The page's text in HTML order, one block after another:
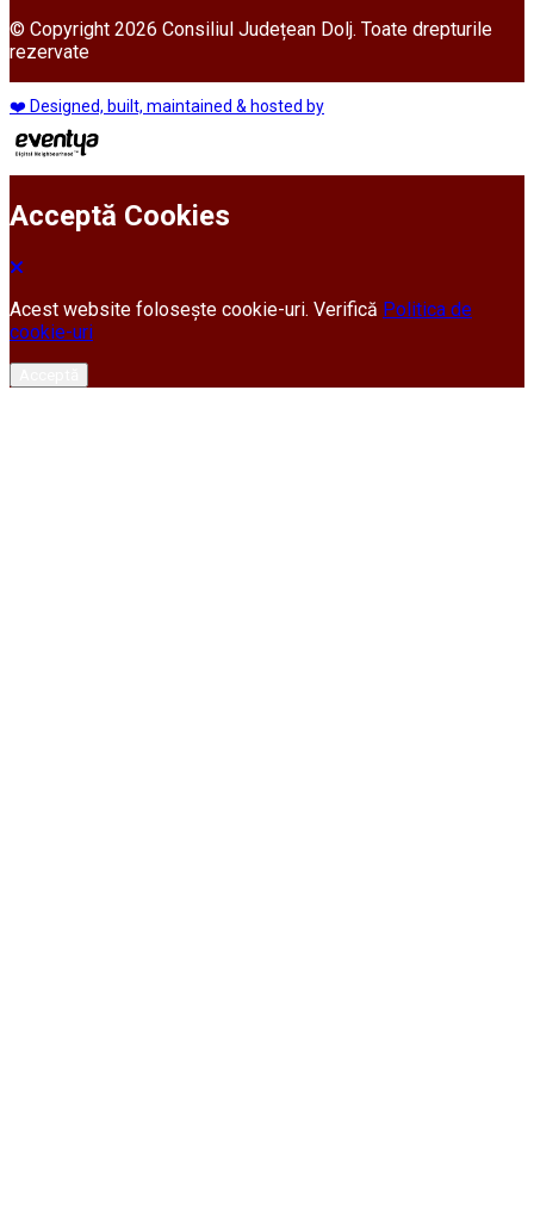
© Copyright 2026 Consiliul Județean Dolj. Toate drepturile
rezervate
❤️ Designed, built, maintained & hosted by
Acceptă Cookies
Acest website folosește cookie-uri. Verifică Politica de
cookie-uri